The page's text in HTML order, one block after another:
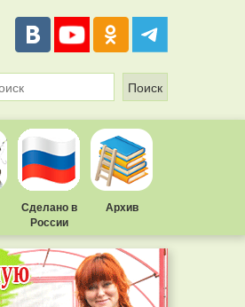
Сделано в
России
Архив